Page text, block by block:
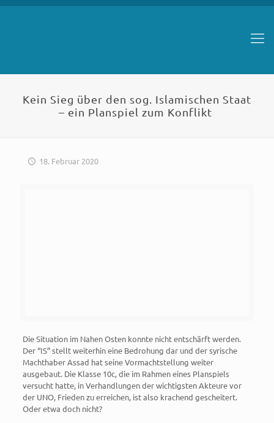
Kein Sieg über den sog. Islamischen Staat
– ein Planspiel zum Konflikt
18. Februar 2020
Die Situation im Nahen Osten konnte nicht entschärft werden.
Der “IS” stellt weiterhin eine Bedrohung dar und der syrische
Machthaber Assad hat seine Vormachtstellung weiter
ausgebaut. Die Klasse 10c, die im Rahmen eines Planspiels
versucht hatte, in Verhandlungen der wichtigsten Akteure vor
der UNO, Frieden zu erreichen, ist also krachend gescheitert.
Oder etwa doch nicht?